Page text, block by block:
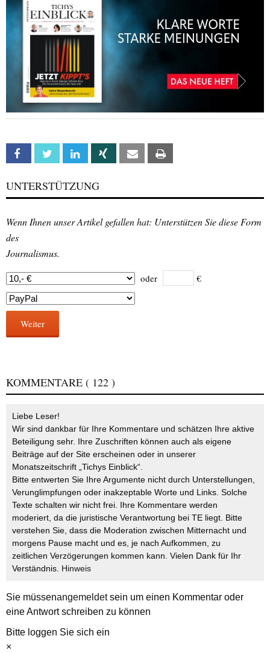
Facebook Twitter Linkedin Xing Email
UNTERSTÜTZUNG
Wenn Ihnen unser Artikel gefallen hat: Unterstützen Sie diese Form
des
Journalismus.
oder €
Weiter
KOMMENTARE ( 122 )
Liebe Leser!
Wir sind dankbar für Ihre Kommentare und schätzen Ihre aktive
Beteiligung sehr. Ihre Zuschriften können auch als eigene
Beiträge auf der Site erscheinen oder in unserer
Monatszeitschrift „Tichys Einblick“.
Bitte entwerten Sie Ihre Argumente nicht durch Unterstellungen,
Verunglimpfungen oder inakzeptable Worte und Links. Solche
Texte schalten wir nicht frei. Ihre Kommentare werden
moderiert, da die juristische Verantwortung bei TE liegt. Bitte
verstehen Sie, dass die Moderation zwischen Mitternacht und
morgens Pause macht und es, je nach Aufkommen, zu
zeitlichen Verzögerungen kommen kann. Vielen Dank für Ihr
Verständnis. Hinweis
Sie müssenangemeldetsein um einen Kommentar oder
eine Antwort schreiben zu können
Bitte loggen Sie sich ein
×